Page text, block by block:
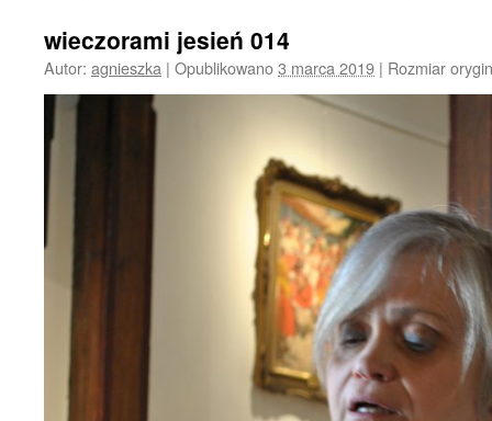
wieczorami jesień 014
Autor: agnieszka | Opublikowano3 marca 2019 | Rozmiar